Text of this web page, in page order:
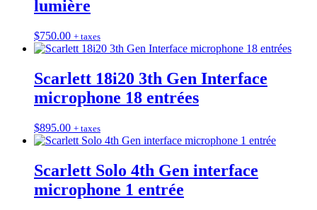
lumière
$750.00 + taxes
Scarlett 18i20 3th Gen Interface
microphone 18 entrées
$895.00 + taxes
Scarlett Solo 4th Gen interface
microphone 1 entrée